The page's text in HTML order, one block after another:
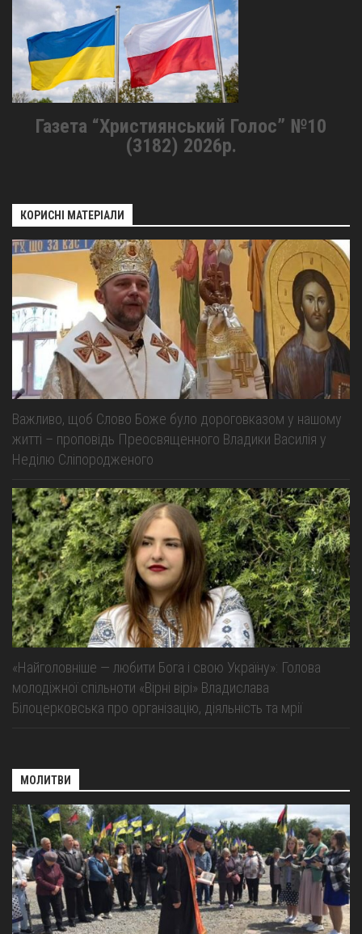
Газета “Християнський Голос” №10
(3182) 2026р.
КОРИСНІ МАТЕРІАЛИ
Важливо, щоб Слово Боже було дороговказом у нашому
житті – проповідь Преосвященного Владики Василія у
Неділю Сліпородженого
«Найголовніше — любити Бога і свою Україну»: Голова
молодіжної спільноти «Вірні вірі» Владислава
Білоцерковська про організацію, діяльність та мрії
МОЛИТВИ